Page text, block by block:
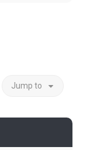
Jump to